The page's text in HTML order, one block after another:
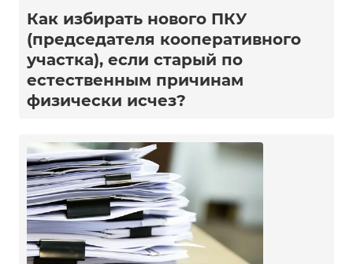
Как избирать нового ПКУ
(председателя кооперативного
участка), если старый по
естественным причинам
физически исчез?